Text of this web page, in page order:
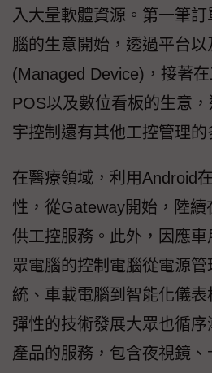
入大量軟體資源。第一筆
腦的生意開始，透過平台以
(Managed Device)，接著
POS以及數位看板的生意
宇控制還有其他工控管理的
在醫療領域，利用Android
性，從Gateway開始，陸
供工控服務。此外，因應
眾電腦的控制電腦從電源
統、車載電腦到智能化儀
彈性的技術發展大眾也循
產品的服務，包含夜視鏡、